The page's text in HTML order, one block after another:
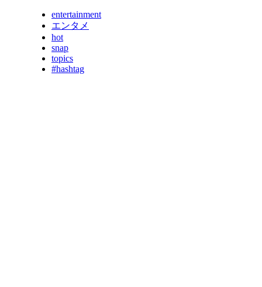
entertainment
エンタメ
hot
snap
topics
#hashtag